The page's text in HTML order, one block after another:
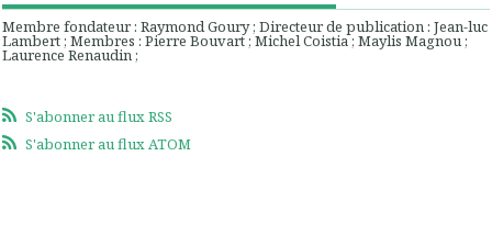
Membre fondateur : Raymond Goury ; Directeur de publication : Jean-luc
Lambert ; Membres : Pierre Bouvart ; Michel Coistia ; Maylis Magnou ;
Laurence Renaudin ;
S'abonner au flux RSS
S'abonner au flux ATOM